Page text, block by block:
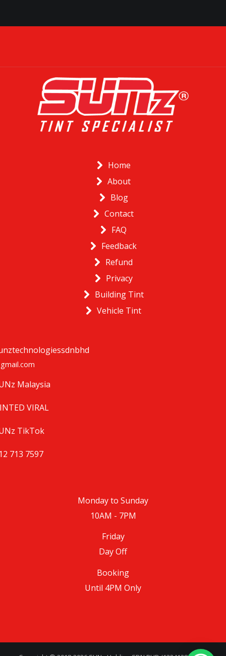
Home
About
Blog
Contact
FAQ
Feedback
Refund
Privacy
Building Tint
Vehicle Tint
Malaysia
VIRAL
TikTok
713 7597
Monday to Sunday
10AM - 7PM
Friday
Day Off
Booking
Until 4PM Only